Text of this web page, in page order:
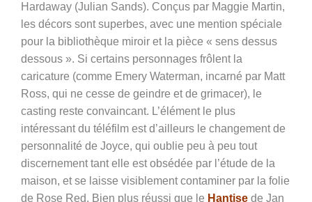
Hardaway (Julian Sands). Conçus par Maggie Martin,
les décors sont superbes, avec une mention spéciale
pour la bibliothèque miroir et la pièce « sens dessus
dessous ». Si certains personnages frôlent la
caricature (comme Emery Waterman, incarné par Matt
Ross, qui ne cesse de geindre et de grimacer), le
casting reste convaincant. L’élément le plus
intéressant du téléfilm est d’ailleurs le changement de
personnalité de Joyce, qui oublie peu à peu tout
discernement tant elle est obsédée par l’étude de la
maison, et se laisse visiblement contaminer par la folie
de Rose Red. Bien plus réussi que le Hantise de Jan